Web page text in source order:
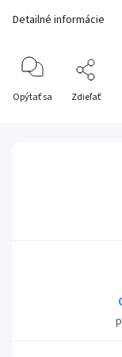
Detailné informácie
Opýtať sa Zdieľať